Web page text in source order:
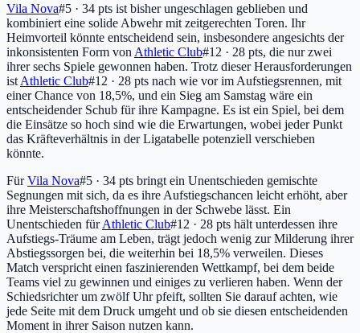
Vila Nova#5 · 34 pts ist bisher ungeschlagen geblieben und
kombiniert eine solide Abwehr mit zeitgerechten Toren. Ihr
Heimvorteil könnte entscheidend sein, insbesondere angesichts der
inkonsistenten Form von Athletic Club#12 · 28 pts, die nur zwei
ihrer sechs Spiele gewonnen haben. Trotz dieser Herausforderungen
ist Athletic Club#12 · 28 pts nach wie vor im Aufstiegsrennen, mit
einer Chance von 18,5%, und ein Sieg am Samstag wäre ein
entscheidender Schub für ihre Kampagne. Es ist ein Spiel, bei dem
die Einsätze so hoch sind wie die Erwartungen, wobei jeder Punkt
das Kräfteverhältnis in der Ligatabelle potenziell verschieben
könnte.
FürVila Nova#5 · 34 pts bringt ein Unentschieden gemischte
Segnungen mit sich, da es ihre Aufstiegschancen leicht erhöht, aber
ihre Meisterschaftshoffnungen in der Schwebe lässt. Ein
Unentschieden fürAthletic Club#12 · 28 pts hält unterdessen ihre
Aufstiegs-Träume am Leben, trägt jedoch wenig zur Milderung ihrer
Abstiegssorgen bei, die weiterhin bei 18,5% verweilen. Dieses
Match verspricht einen faszinierenden Wettkampf, bei dem beide
Teams viel zu gewinnen und einiges zu verlieren haben. Wenn der
Schiedsrichter um zwölf Uhr pfeift, sollten Sie darauf achten, wie
jede Seite mit dem Druck umgeht und ob sie diesen entscheidenden
Moment in ihrer Saison nutzen kann.